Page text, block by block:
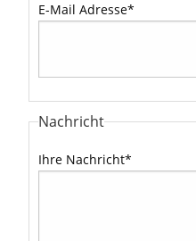
E-Mail Adresse*
Nachricht
Ihre Nachricht*